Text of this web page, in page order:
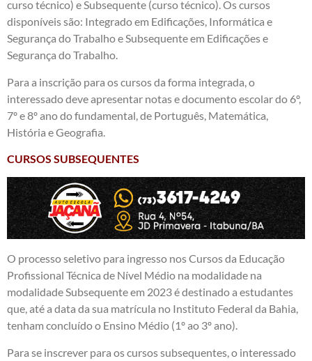
curso técnico) e Subsequente (curso técnico). Os cursos
disponíveis são: Integrado em Edificações, Informática e
Segurança do Trabalho e Subsequente em Edificações e
Segurança do Trabalho.
Para a inscrição para os cursos da forma integrada, o
interessado deve apresentar notas e documento escolar do 6º,
7º e 8º ano do fundamental, de Português, Matemática,
História e Geografia.
CURSOS SUBSEQUENTES
O processo seletivo para ingresso nos Cursos da Educação
Profissional Técnica de Nível Médio na modalidade na
modalidade Subsequente em 2023 é destinado a estudantes
que, até a data da sua matrícula no Instituto Federal da Bahia,
tenham concluído o Ensino Médio (1º ao 3º ano).
Para se inscrever para os cursos subsequentes, o interessado